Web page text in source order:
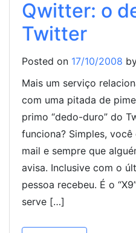
Qwitter: o
Twitter
Posted on 17/10/2008
Mais um serviço
com uma pitada de
primo “dedo-duro” do
funciona? Simples,
mail e sempre que
avisa. Inclusive com o
pessoa recebeu. É o
serve […]